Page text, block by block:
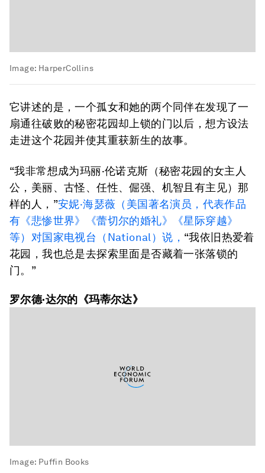
Image: HarperCollins
它讲述的是，一个孤女和她的两个同伴在发现了一
扇通往破败的秘密花园却上锁的门以后，想方设法
走进这个花园并使其重获新生的故事。
“我非常想成为玛丽·伦诺克斯（秘密花园的女主人
公，美丽、古怪、任性、倔强、机智且有主见）那
样的人，”安妮·海瑟薇（美国著名演员，代表作品
有《悲惨世界》《蕾切尔的婚礼》《星际穿越》
等）对国家电视台（National）说， “我依旧热爱着
花园，我也总是去探索里面是否藏着一张落锁的
门。”
罗尔德·达尔的《玛蒂尔达》
Image: Puffin Books